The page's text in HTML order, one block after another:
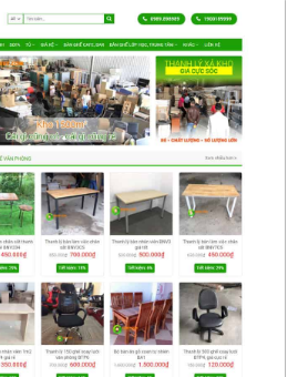
4417
CHI TIẾT